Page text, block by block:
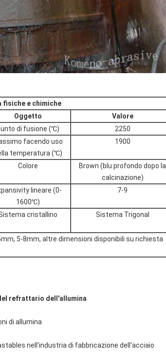
fisiche e chimiche
Oggetto
Valore
di fusione (℃)
2250
facendo uso
temperatura (℃)
1900
Colore
Brown (blu profondo dopo la
calcinazione)
lineare (0-
1600℃)
7-9
cristallino Sistema Trigonal
5-8mm, altre dimensioni disponibili su richiesta
refrattario dell'allumina
di allumina
nell'industria di fabbricazione dell'acciaio